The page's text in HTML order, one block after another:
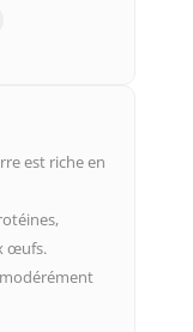
est riche en
œufs.